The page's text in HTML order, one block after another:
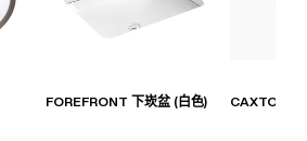
FOREFRONT 下崁盆 (白色) CAXTON 下